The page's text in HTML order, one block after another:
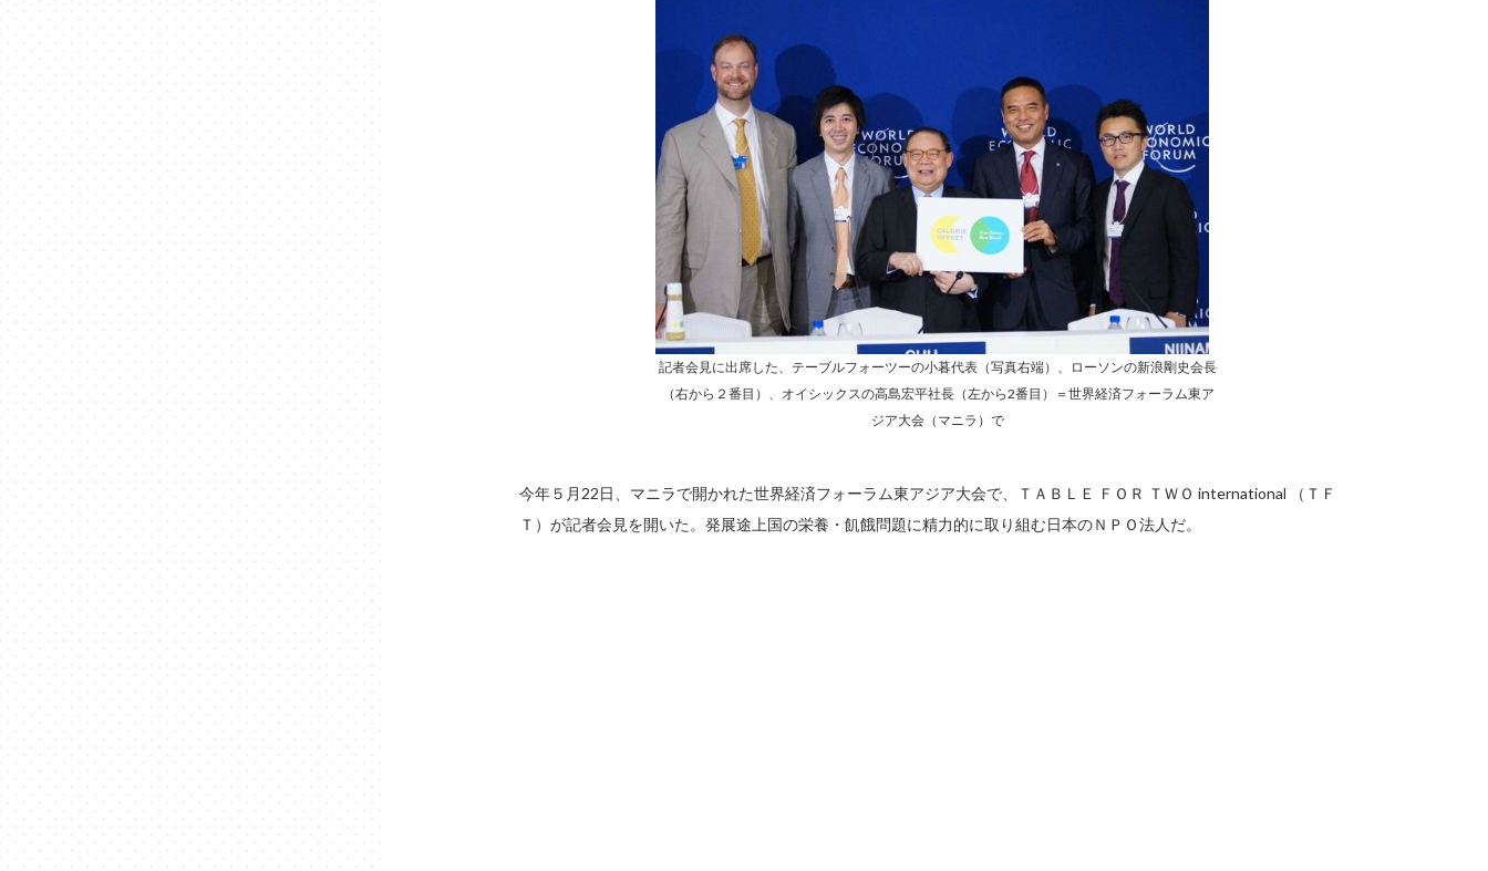
記者会見に出席した、テーブルフォーツーの小暮代表（写真右端）、ローソンの新浪剛史会長
（右から２番目）、オイシックスの高島宏平社長（左から2番目）＝世界経済フォーラム東ア
ジア大会（マニラ）で
今年５月22日、マニラで開かれた世界経済フォーラム東アジア大会で、ＴＡＢＬＥ ＦＯＲ ＴＷＯ international （ＴＦ
Ｔ）が記者会見を開いた。発展途上国の栄養・飢餓問題に精力的に取り組む日本のＮＰＯ法人だ。